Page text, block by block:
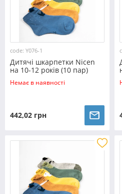
code: Y076-1
Дитячі шкарпетки Nicen
на 10-12 років (10 пар)
№Y076-1
Немає в наявності
442,02 грн